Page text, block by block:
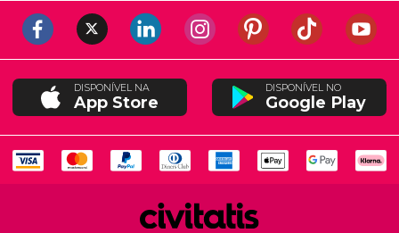
DISPONÍVEL NA
App Store
DISPONÍVEL NO
Google Play